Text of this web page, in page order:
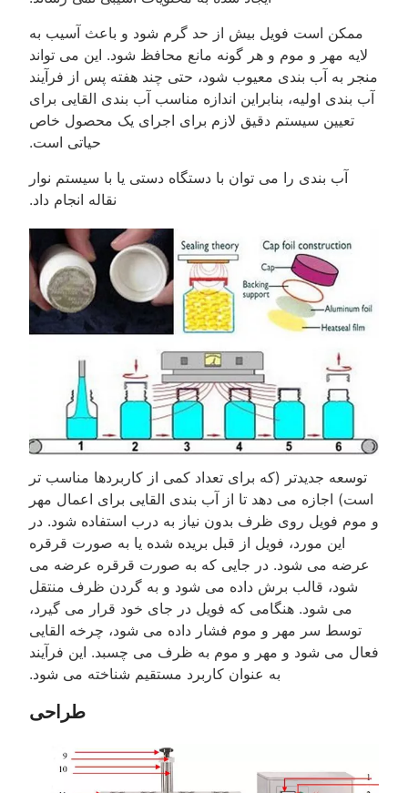
ممکن است فویل بیش از حد گرم شود و باعث آسیب به
لایه مهر و موم و هر گونه مانع محافظ شود. این می تواند
منجر به آب بندی معیوب شود، حتی چند هفته پس از فرآیند
آب بندی اولیه، بنابراین اندازه مناسب آب بندی القایی برای
تعیین سیستم دقیق لازم برای اجرای یک محصول خاص
حیاتی است.
آب بندی را می توان با دستگاه دستی یا با سیستم نوار
نقاله انجام داد.
توسعه جدیدتر (که برای تعداد کمی از کاربردها مناسب تر
است) اجازه می دهد تا از آب بندی القایی برای اعمال مهر
و موم فویل روی ظرف بدون نیاز به درب استفاده شود. در
این مورد، فویل از قبل بریده شده یا به صورت قرقره
عرضه می شود. در جایی که به صورت قرقره عرضه می
شود، قالب برش داده می شود و به گردن ظرف منتقل
می شود. هنگامی که فویل در جای خود قرار می گیرد،
توسط سر مهر و موم فشار داده می شود، چرخه القایی
فعال می شود و مهر و موم به ظرف می چسبد. این فرآیند
به عنوان کاربرد مستقیم شناخته می شود.
طراحی